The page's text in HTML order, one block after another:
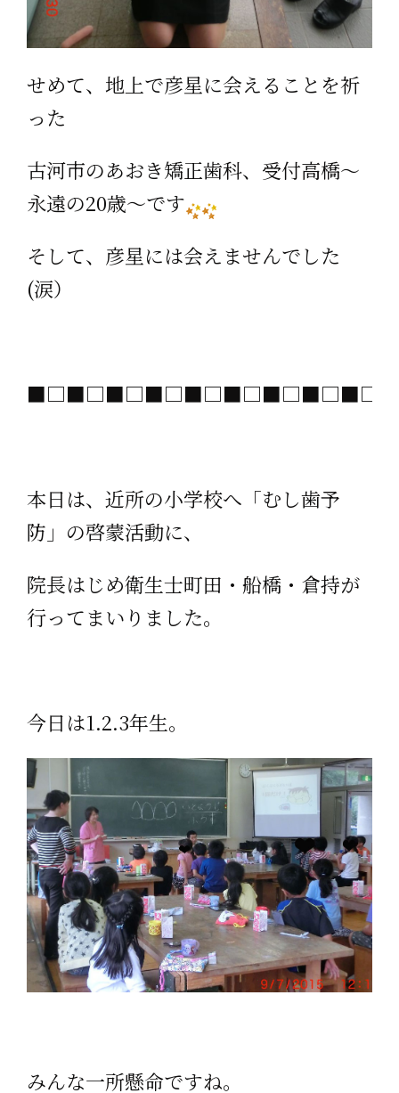
せめて、地上で彦星に会えることを祈
った
古河市のあおき矯正歯科、受付高橋～
永遠の20歳～です
そして、彦星には会えませんでした
(涙）
本日は、近所の小学校へ「むし歯予
防」の啓蒙活動に、
院長はじめ衛生士町田・船橋・倉持が
行ってまいりました。
今日は1.2.3年生。
みんな一所懸命ですね。